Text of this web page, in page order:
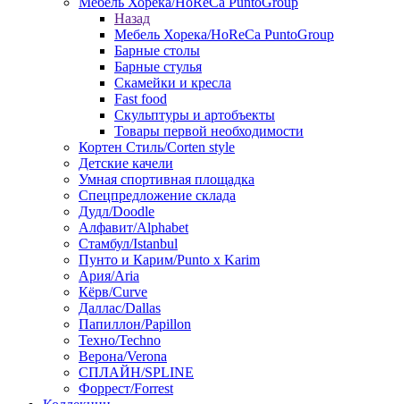
Назад
Мебель Хорека/HoReCa PuntoGroup
Барные столы
Барные стулья
Скамейки и кресла
Fast food
Скульптуры и артобъекты
Товары первой необходимости
Кортен Стиль/Corten style
Детские качели
Умная спортивная площадка
Спецпредложение склада
Дудл/Doodle
Алфавит/Alphabet
Стамбул/Istanbul
Пунто и Карим/Punto x Karim
Ария/Aria
Кёрв/Curve
Даллас/Dallas
Папиллон/Papillon
Техно/Techno
Верона/Verona
СПЛАЙН/SPLINE
Форрест/Forrest